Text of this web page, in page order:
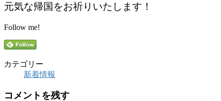
元気な帰国をお祈りいたします！
Follow me!
カテゴリー
新着情報
コメントを残す